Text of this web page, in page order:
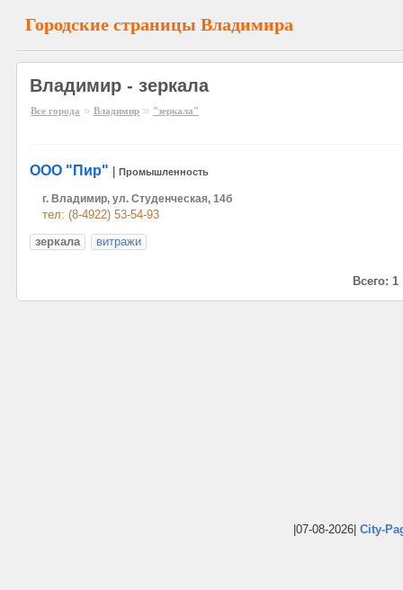
Городские страницы Владимира
Владимир - зеркала
Все города » Владимир » "зеркала"
ООО "Пир" Промышленность
г. Владимир, ул. Студенческая, 14б
тел: (8-4922) 53-54-93
зеркала
витражи
Всего: 1
|07-08-2026| City-